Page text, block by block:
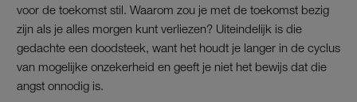
voor de toekomst stil. Waarom zou je met de toekomst bezig
zijn als je alles morgen kunt verliezen? Uiteindelijk is die
gedachte een doodsteek, want het houdt je langer in de cyclus
van mogelijke onzekerheid en geeft je niet het bewijs dat die
angst onnodig is.